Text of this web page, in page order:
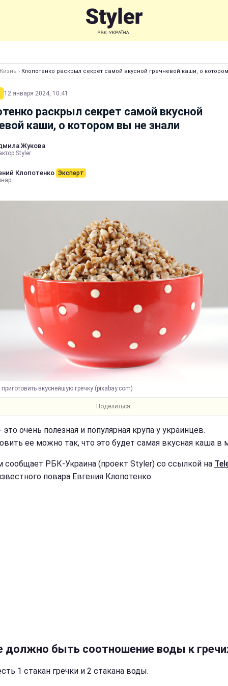
› Клопотенко раскрыл секрет самой вкусной гречневой каши, о
12 января 2024, 10:41
раскрыл секрет самой вкусной
каши, о котором вы не знали
Жукова
Styler
Клопотенко Эксперт
вкуснейшую гречку (pixabay.com)
Поделиться:
это очень полезная и популярная крупа у украинцев.
ее можно так, что это будет самая вкусная каша в
сообщает РБК-Украина (проект Styler) со ссылкой на
повара Евгения Клопотенко.
должно быть соотношение воды к
1 стакан гречки и 2 стакана воды.